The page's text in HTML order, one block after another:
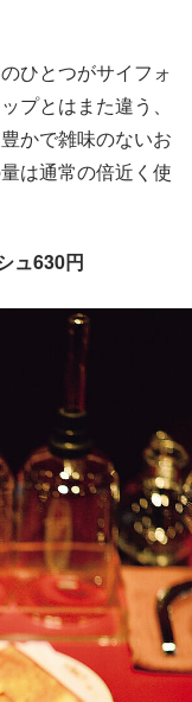
ひとつがサイフォ
プとはまた違う、
豊かで雑味のないお
は通常の倍近く使
ュ630円